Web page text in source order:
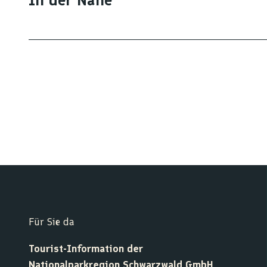
Für Sie da
Tourist-Information der